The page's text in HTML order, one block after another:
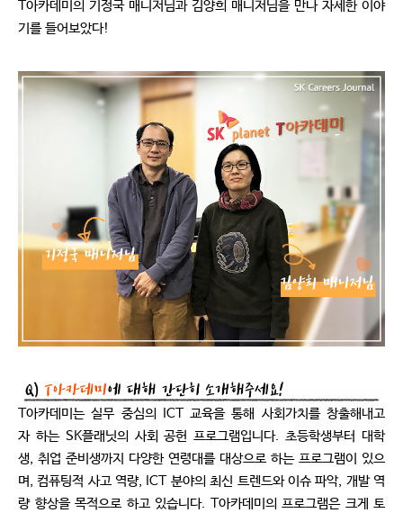
T아카데미의 기정국 매니저님과 김양희 매니저님을 만나 자세한 이야
기를 들어보았다!
T아카데미는 실무 중심의 ICT 교육을 통해 사회가치를 창출해내고
자 하는 SK플래닛의 사회 공헌 프로그램입니다. 초등학생부터 대학
생, 취업 준비생까지 다양한 연령대를 대상으로 하는 프로그램이 있으
며, 컴퓨팅적 사고 역량, ICT 분야의 최신 트렌드와 이슈 파악, 개발 역
량 향상을 목적으로 하고 있습니다. T아카데미의 프로그램은 크게 토